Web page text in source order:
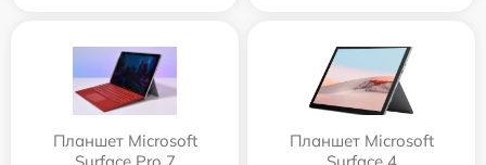
Планшет Microsoft
Планшет Microsoft